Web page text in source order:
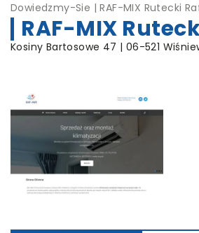
Dowiedzmy-Sie |RAF-MIX Rutecki
RAF-MIX
Kosiny Bartosowe 47 | 06-521